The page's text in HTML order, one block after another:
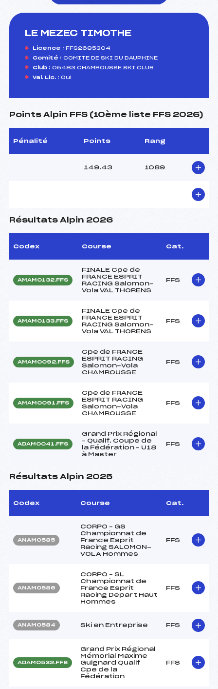
LE MEZEC TIMOTHE
Licence : FFS2685304
Comité : COMITE DE SKI DU DAUPHINE
Club : 05483 CHAMROUSSE SKI CLUB
Val. Lic. : Oui
Points Alpin FFS (10ème liste FFS 2026)
Pénalité Points Rang
149.43 1089
Résultats Alpin 2026
Codex Course Cat.
AMAM0132.FFS
FINALE Cpe de
FRANCE ESPRIT
RACING Salomon-
Vola VAL THORENS
FFS
AMAM0133.FFS
FINALE Cpe de
FRANCE ESPRIT
RACING Salomon-
Vola VAL THORENS
FFS
AMAM0092.FFS
Cpe de FRANCE
ESPRIT RACING
Salomon-Vola
CHAMROUSSE
FFS
AMAM0091.FFS
Cpe de FRANCE
ESPRIT RACING
Salomon-Vola
CHAMROUSSE
FFS
ADAM0041.FFS
Grand Prix Régional
– Qualif. Coupe de
la Fédération – U18
à Master
FFS
Résultats Alpin 2025
Codex Course Cat.
ANAM0585
CORPO – GS
Championnat de
France Esprit
Racing SALOMON-
VOLA Hommes
FFS
ANAM0586
CORPO – SL
Championnat de
France Esprit
Racing Depart Haut
Hommes
FFS
ANAM0584 Ski en Entreprise FFS
ADAM0532.FFS
Grand Prix Régional
Mémorial Maxime
Guignard Qualif
Cpe de la
Fédération
FFS